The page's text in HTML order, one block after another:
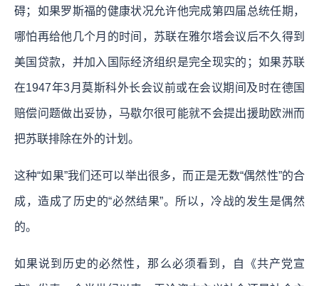
碍；如果罗斯福的健康状况允许他完成第四届总统任期，
哪怕再给他几个月的时间，苏联在雅尔塔会议后不久得到
美国贷款，并加入国际经济组织是完全现实的；如果苏联
在1947年3月莫斯科外长会议前或在会议期间及时在德国
赔偿问题做出妥协，马歇尔很可能就不会提出援助欧洲而
把苏联排除在外的计划。
这种“如果”我们还可以举出很多，而正是无数“偶然性”的合
成，造成了历史的“必然结果”。所以，冷战的发生是偶然
的。
如果说到历史的必然性，那么必须看到，自《共产党宣